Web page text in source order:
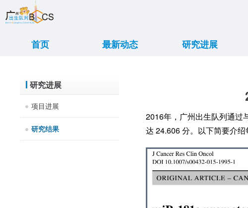
首页 最新动态 研究进展
研究进展
项目进展
研究结果
2016年，广州出生队列通过
达 24.606 分。以下简要介绍